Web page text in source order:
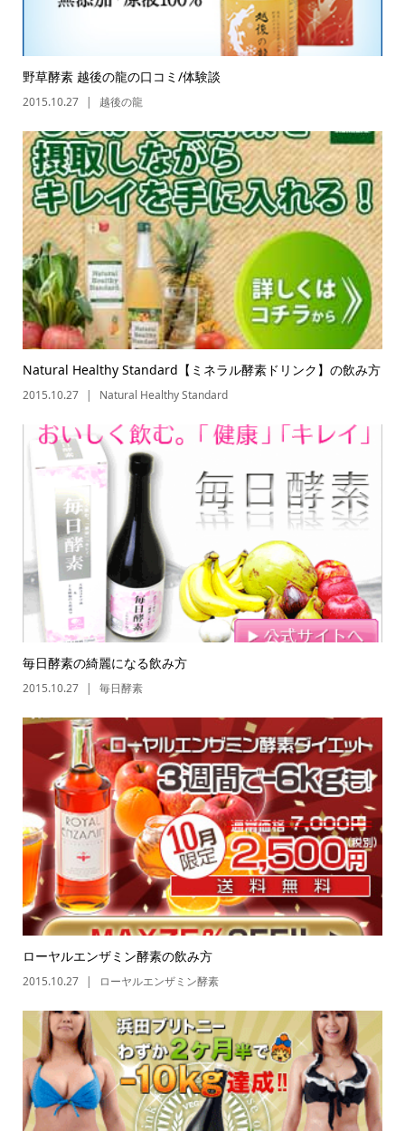
野草酵素 越後の龍の口コミ/体験談
2015.10.27 越後の龍
Natural Healthy Standard【ミネラル酵素ドリンク】の飲み方
2015.10.27 Natural Healthy Standard
毎日酵素の綺麗になる飲み方
2015.10.27 毎日酵素
ローヤルエンザミン酵素の飲み方
2015.10.27 ローヤルエンザミン酵素